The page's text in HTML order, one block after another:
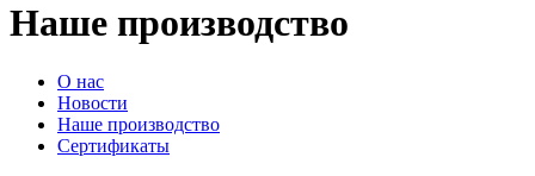
Наше производство
О нас
Новости
Наше производство
Сертификаты